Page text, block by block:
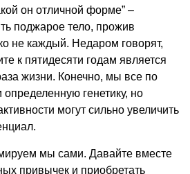
он отличной форме” –
поджарое тело, прожив
не каждый. Недаром говорят,
к пятидесяти годам является
жизни. Конечно, мы все по
генетику, но
могут сильно увеличить
мы сами. Давайте вместе
привычек и приобретать